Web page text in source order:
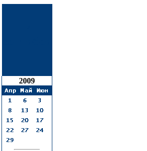
2009